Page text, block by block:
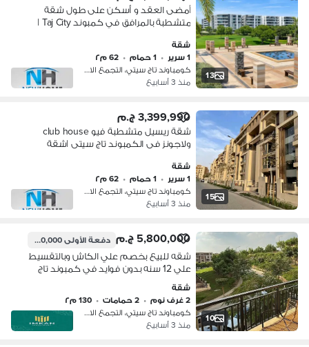
13
أمضى العقد و أسكن على طول شقة
متشطبة بالمرافق في كمبوند Taj City |
شقة
1 سرير
• 1 حمام • 62 م٢
كومباوند تاج سيتي، التجمع الاول
منذ 3 أسابيع
15
3,399,990 ج.م
شقة ريسيل متشطبة فيو club house
ولاجونز فى الكمبوند تاج سيتى |شقة
شقة
1 سرير
• 1 حمام • 62 م٢
كومباوند تاج سيتي، التجمع الاول
منذ 3 أسابيع
10
5,800,000 ج.م دفعة الأولى600,000 ج.م
شقه للبيع بخصم علي الكاش وبالتقسيط
علي 12 سنه بدون فوايد في كمبوند تاج
القاهرة - دقايق ل مدينة نصر
شقة
2 غرف نوم
• 2 حمامات • 130 م٢
كومباوند تاج سيتي، التجمع الاول
منذ 3 أسابيع